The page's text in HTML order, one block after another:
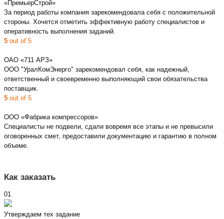
«ПремьерСтрой»
За период работы компания зарекомендовала себя с положительной
стороны. Хочется отметить эффективную работу специалистов и
оперативность выполнения заданий.
5 out of 5
ОАО «711 АРЗ»
ООО "УралКомЭнерго" зарекомендовал себя, как надежный,
ответственный и своевременно выполняющий свои обязательства
поставщик.
5 out of 5
ООО «Фабрика компрессоров»
Специалисты не подвели, сдали вовремя все этапы и не превысили
оговоренных смет, предоставили документацию и гарантию в полном
объеме.
Как заказать
01
Утверждаем тех задание